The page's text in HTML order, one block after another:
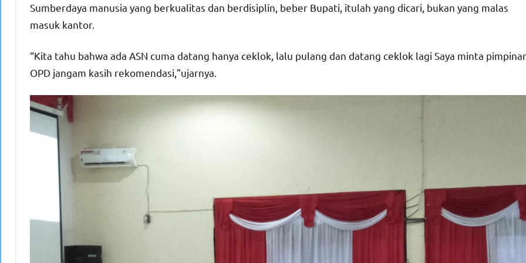
Sumberdaya manusia yang berkualitas dan berdisiplin, beber Bupati, itulah yang dicari, bukan yang malas
masuk kantor.
“Kita tahu bahwa ada ASN cuma datang hanya ceklok, lalu pulang dan datang ceklok lagi Saya minta
OPD jangam kasih rekomendasi,”ujarnya.